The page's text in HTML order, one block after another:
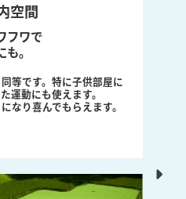
施設
足度の向上の為に人
よってシャレた空間にな
ター獲得の効果が期待さ
り、メンテは簡単です。